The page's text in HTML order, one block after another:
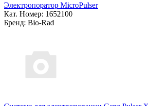
Электропоратор MicroPulser
Кат. Номер: 1652100
Бренд: Bio-Rad